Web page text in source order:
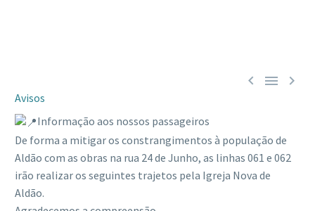
  
Avisos
Informação aos nossos passageiros
De forma a mitigar os constrangimentos à população de
Aldão com as obras na rua 24 de Junho, as linhas 061 e 062
irão realizar os seguintes trajetos pela Igreja Nova de
Aldão.